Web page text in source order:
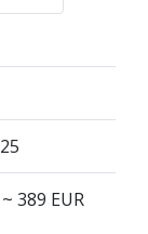
389 EUR